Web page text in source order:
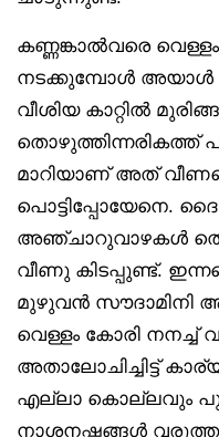
കണ്ണങ്കാൽവരെ
നടക്കുമ്പോൾ അയാൾ
വീശിയ കാറ്റിൽ
തൊഴുത്തിന്നരികത്ത്
മാറിയാണ് അത്
പൊട്ടിപ്പോയേനെ.
അഞ്ചാറുവാഴകൾ
വീണു കിടപ്പുണ്ട്.
മുഴുവൻ സൗദാമിനി
വെള്ളം‌ കോരി നനച്ച്
അതാലോചിച്ചിട്ട്
എല്ലാ കൊല്ലവും
നാശനഷ്ടങ്ങൾ